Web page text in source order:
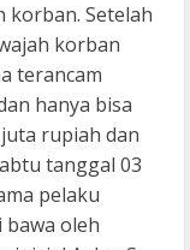
Setelah
korban
terancam
hanya bisa
rupiah dan
tanggal 03
pelaku
oleh